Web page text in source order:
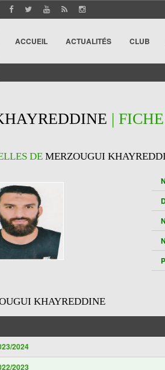
ACCUEIL ACTUALITÉS CLUB
|
DE MERZOUGUI
KHAYREDDINE
2024
2023